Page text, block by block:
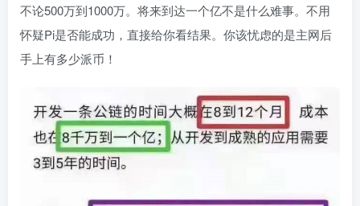
不论500万到1000万。将来到达一个亿不是什么难事。不用
怀疑Pi是否能成功，直接给你看结果。你该忧虑的是主网后
手上有多少派币！